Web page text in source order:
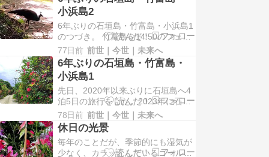
わけでもないうえ、道の端を優雅に
歩いては、私達に道を空けている感
さえあった。きっと普段から登って
くる車には慣れているのだろう。そ
のうちクジャクは繁みの…
小浜島2
6年ぶりの石垣島・竹富島・小浜島1
のつづき。 竹富島を14:50のフェリ
ーに乗り、石垣島に15:05に到着し
た。離島ターミナル前のホテルに荷
物を預かってもらっていたので、そ
れをピックアップし、この日から3
連泊するリゾートホテルへ向かっ
た。このホテルは6年前にも宿泊し
たことがあり、…
77日前 前世｜今世｜未来へ
6年ぶりの石垣島・竹富島・
小浜島1
先日、2020年以来ぶりに石垣島へ4
泊5日の旅行をした。2023年に石垣
島に飛んだが、宿泊は西表島だった
ので、6年ぶりの滞在となった。毎
年、沖縄本島、離島を旅している
が、石垣島は久しく行ってないこと
78日前 前世｜今世｜未来へ
休日の光景
毎年のことだが、季節的にも湿気が
少なく、カラッとしているゴールデ